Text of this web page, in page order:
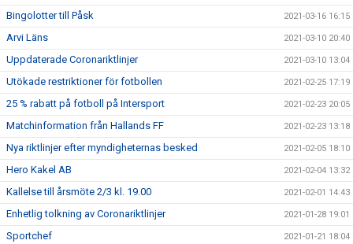
Bingolotter till Påsk 2021-03-16 16:15
Arvi Läns 2021-03-10 20:40
Uppdaterade Coronariktlinjer 2021-03-10 13:04
Utökade restriktioner för fotbollen 2021-02-25 17:19
25 % rabatt på fotboll på Intersport 2021-02-23 20:05
Matchinformation från Hallands FF 2021-02-23 13:18
Nya riktlinjer efter myndigheternas besked 2021-02-05 18:10
Hero Kakel AB 2021-02-04 13:32
Kallelse till årsmöte 2/3 kl. 19.00 2021-02-01 14:43
Enhetlig tolkning av Coronariktlinjer 2021-01-28 19:01
Sportchef 2021-01-21 18:04